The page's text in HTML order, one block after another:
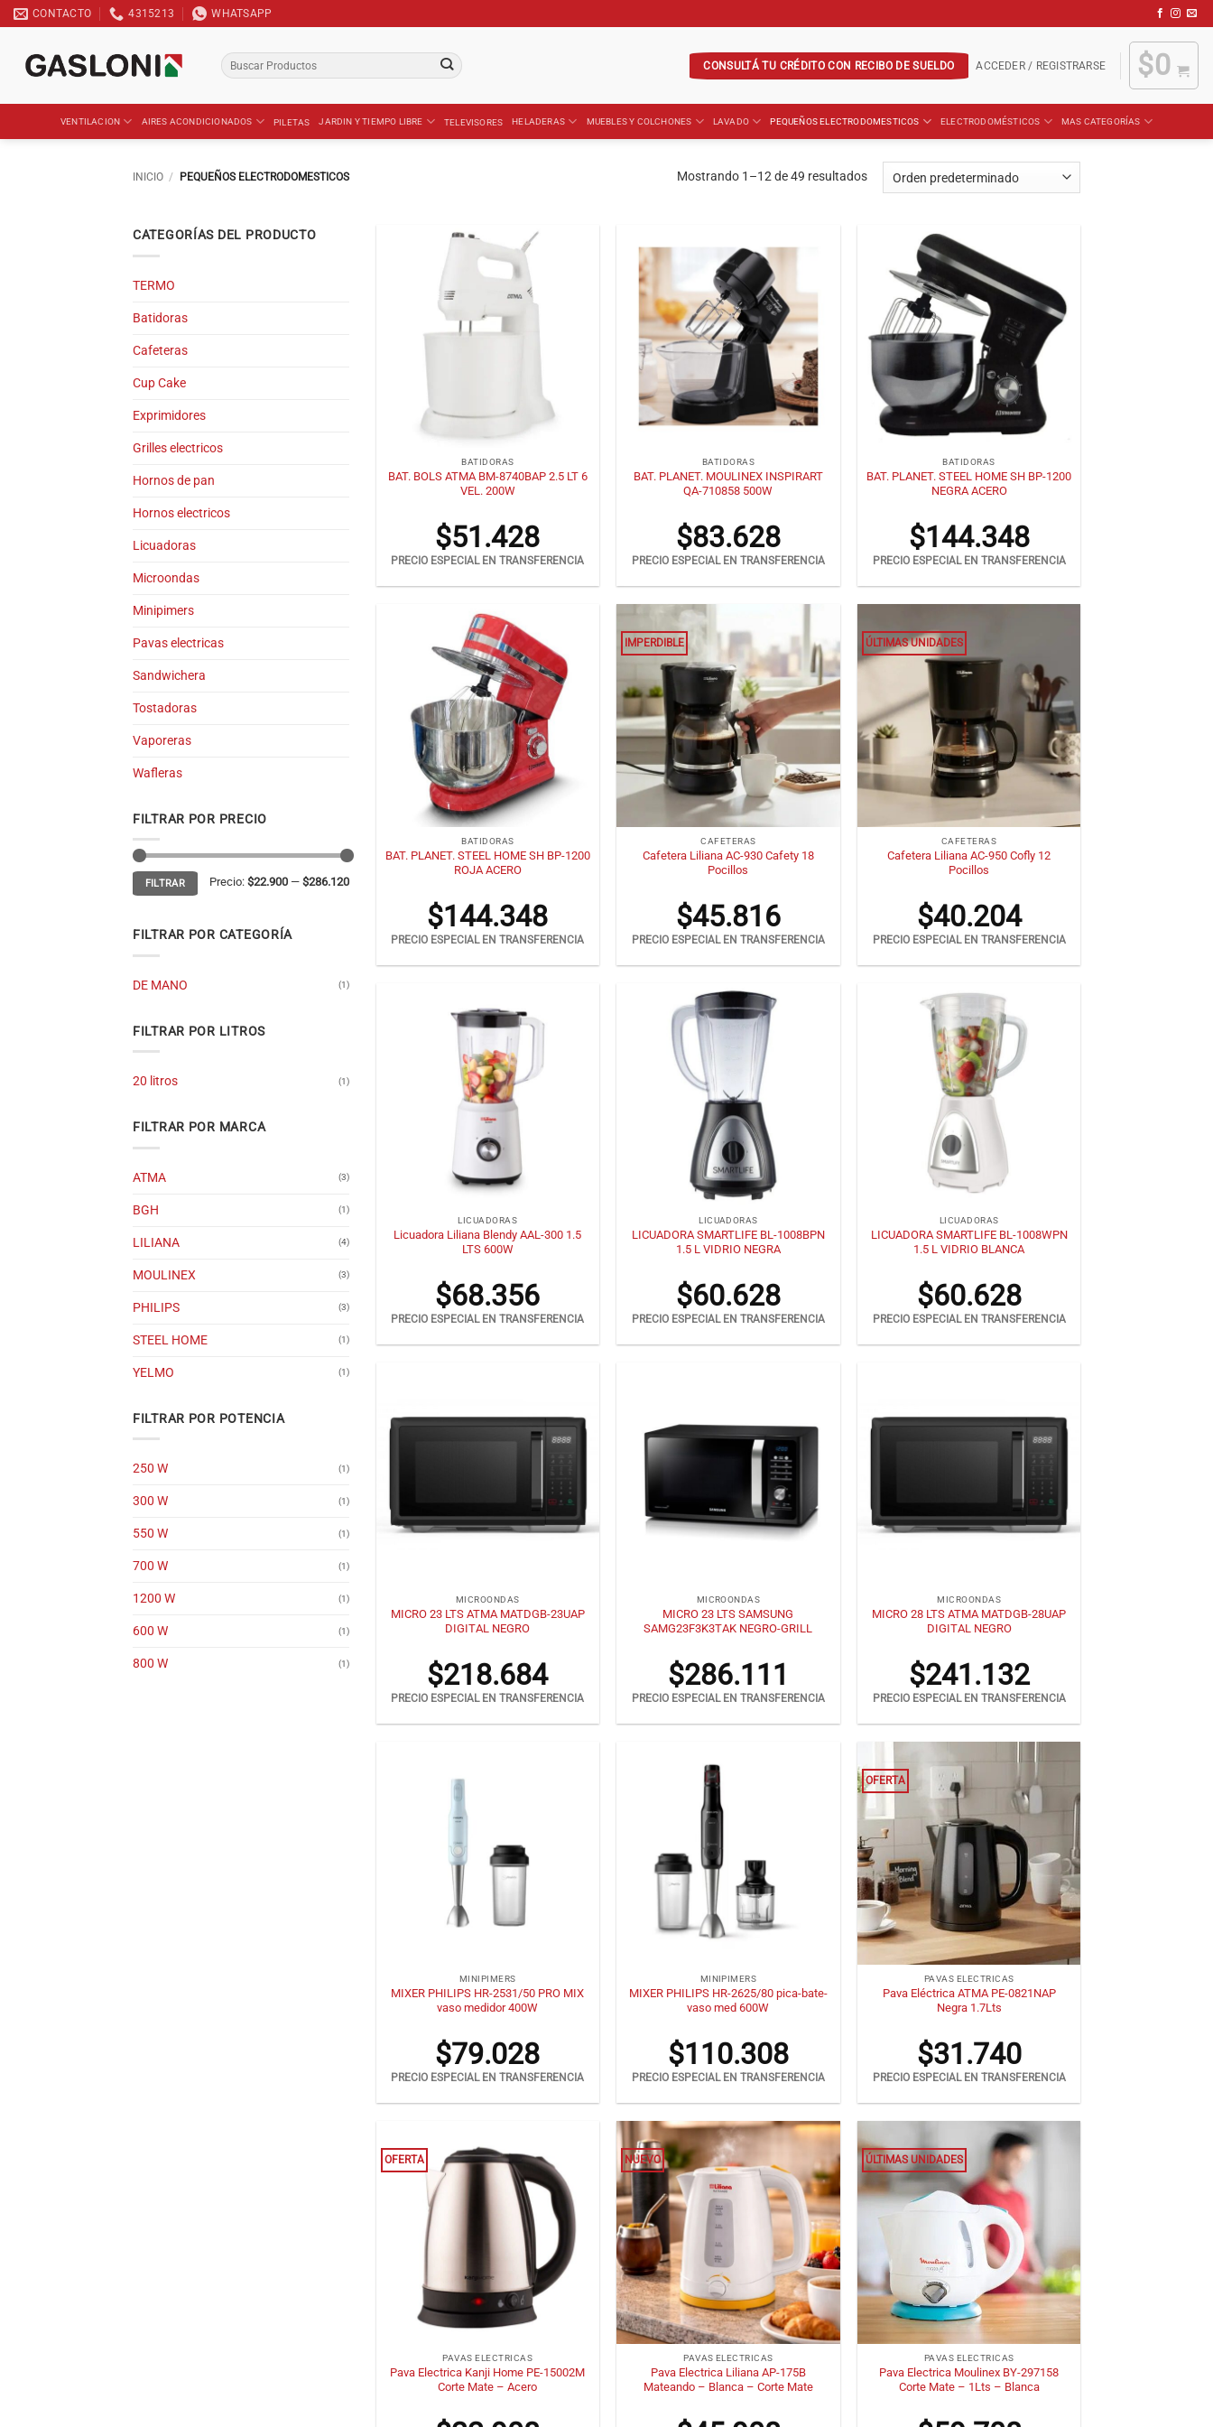
Saltar
al
contenido
CONTACTO 4315213 WHATSAPP
Buscar
por:
CONSULTÁ TU CRÉDITO CON RECIBO DE SUELDO ACCEDER / REGISTRARSE $0
VENTILACION AIRES ACONDICIONADOS PILETAS JARDIN Y TIEMPO LIBRE TELEVISORES HELADERAS MUEBLES Y COLCHONES LAVADO PEQUEÑOS ELECTRODOMESTICOS ELECTRODOMÉSTICOS MAS CATEGORÍAS
INICIO / PEQUEÑOS ELECTRODOMESTICOS Mostrando 1–12 de 49 resultados
CATEGORÍAS DEL PRODUCTO
TERMO
Batidoras
Cafeteras
Cup Cake
Exprimidores
Grilles electricos
Hornos de pan
Hornos electricos
Licuadoras
Microondas
Minipimers
Pavas electricas
Sandwichera
Tostadoras
Vaporeras
Wafleras
FILTRAR POR PRECIO
Precio
mínimo
Precio
máximo
FILTRAR Precio: $22.900 — $286.120
FILTRAR POR CATEGORÍA
DE MANO (1)
FILTRAR POR LITROS
20 litros (1)
FILTRAR POR MARCA
ATMA (3)
BGH (1)
LILIANA (4)
MOULINEX (3)
PHILIPS (3)
STEEL HOME (1)
YELMO (1)
FILTRAR POR POTENCIA
250 W (1)
300 W (1)
550 W (1)
700 W (1)
1200 W (1)
600 W (1)
800 W (1)
BATIDORAS
BAT. BOLS ATMA BM-8740BAP 2.5 LT 6
VEL. 200W
$51.428
PRECIO ESPECIAL EN TRANSFERENCIA
BATIDORAS
BAT. PLANET. MOULINEX INSPIRART
QA-710858 500W
$83.628
PRECIO ESPECIAL EN TRANSFERENCIA
+
BATIDORAS
BAT. PLANET. STEEL HOME SH BP-1200
NEGRA ACERO
$144.348
PRECIO ESPECIAL EN TRANSFERENCIA
BATIDORAS
BAT. PLANET. STEEL HOME SH BP-1200
ROJA ACERO
$144.348
PRECIO ESPECIAL EN TRANSFERENCIA
IMPERDIBLE
CAFETERAS
Cafetera Liliana AC-930 Cafety 18
Pocillos
$45.816
PRECIO ESPECIAL EN TRANSFERENCIA
ÚLTIMAS UNIDADES
CAFETERAS
Cafetera Liliana AC-950 Cofly 12
Pocillos
$40.204
PRECIO ESPECIAL EN TRANSFERENCIA
LICUADORAS
Licuadora Liliana Blendy AAL-300 1.5
LTS 600W
$68.356
PRECIO ESPECIAL EN TRANSFERENCIA
LICUADORAS
LICUADORA SMARTLIFE BL-1008BPN
1.5 L VIDRIO NEGRA
$60.628
PRECIO ESPECIAL EN TRANSFERENCIA
LICUADORAS
LICUADORA SMARTLIFE BL-1008WPN
1.5 L VIDRIO BLANCA
$60.628
PRECIO ESPECIAL EN TRANSFERENCIA
MICROONDAS
MICRO 23 LTS ATMA MATDGB-23UAP
DIGITAL NEGRO
$218.684
PRECIO ESPECIAL EN TRANSFERENCIA
MICROONDAS
MICRO 23 LTS SAMSUNG
SAMG23F3K3TAK NEGRO-GRILL
$286.111
PRECIO ESPECIAL EN TRANSFERENCIA
MICROONDAS
MICRO 28 LTS ATMA MATDGB-28UAP
DIGITAL NEGRO
$241.132
PRECIO ESPECIAL EN TRANSFERENCIA
MINIPIMERS
MIXER PHILIPS HR-2531/50 PRO MIX
vaso medidor 400W
$79.028
PRECIO ESPECIAL EN TRANSFERENCIA
MINIPIMERS
MIXER PHILIPS HR-2625/80 pica-bate-
vaso med 600W
$110.308
PRECIO ESPECIAL EN TRANSFERENCIA
OFERTA
PAVAS ELECTRICAS
Pava Eléctrica ATMA PE-0821NAP
Negra 1.7Lts
$31.740
PRECIO ESPECIAL EN TRANSFERENCIA
OFERTA
PAVAS ELECTRICAS
Pava Electrica Kanji Home PE-15002M
Corte Mate – Acero
NUEVO
+
PAVAS ELECTRICAS
Pava Electrica Liliana AP-175B
Mateando – Blanca – Corte Mate
ÚLTIMAS UNIDADES
PAVAS ELECTRICAS
Pava Electrica Moulinex BY-297158
Corte Mate – 1Lts – Blanca